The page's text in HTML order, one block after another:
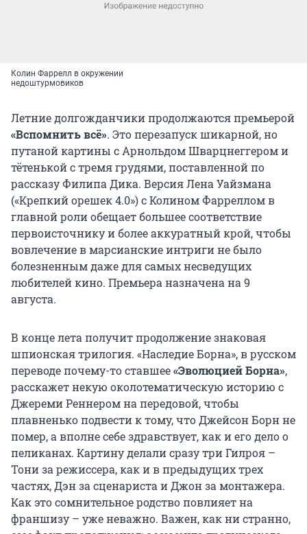
Колин Фаррелл в окружении
недоштурмовиков
Летние долгожданчики продолжаются премьерой
«Вспомнить всё». Это перезапуск шикарной, но
путаной картины с Арнольдом Шварцнеггером и
тётенькой с тремя грудями, поставленной по
рассказу Филипа Дика. Версия Лена Уайзмана
(«Крепкий орешек 4.0») с Колином Фарреллом в
главной роли обещает большее соответствие
первоисточнику и более аккуратный крой, чтобы
вовлечение в марсианские интриги не было
болезненным даже для самых несведущих
любителей кино. Премьера назначена на 9
августа.
В конце лета получит продолжение знаковая
шпионская трилогия. «Наследие Борна», в русском
переводе почему-то ставшее«Эволюцией Борна»,
расскажет некую околотематическую историю с
Джереми Реннером на передовой, чтобы
плавненько подвести к тому, что Джейсон Борн не
помер, а вполне себе здравствует, как и его дело о
пеликанах. Картину делали сразу три Гилроя –
Тони за режиссера, как и в предыдущих трех
частях, Дэн за сценариста и Джон за монтажера.
Как это сомнительное родство повлияет на
франшизу – уже неважно. Важен, как ни странно,